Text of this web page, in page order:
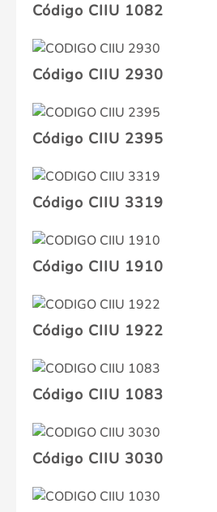
Código CIIU 1082
Código CIIU 2930
Código CIIU 2395
Código CIIU 3319
Código CIIU 1910
Código CIIU 1922
Código CIIU 1083
Código CIIU 3030